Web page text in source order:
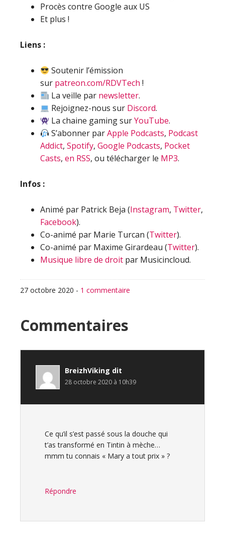
Procès contre Google aux US
Et plus !
Liens :
Soutenir l’émission
sur patreon.com/RDVTech !
La veille par newsletter.
Rejoignez-nous sur Discord.
La chaine gaming surYouTube.
S’abonner parApple Podcasts, Podcast
Addict, Spotify, Google Podcasts, Pocket
Casts, en RSS, ou télécharger le MP3.
Infos :
Animé par Patrick Beja (Instagram, Twitter,
Facebook).
Co-animé par Marie Turcan (Twitter).
Co-animé par Maxime Girardeau (Twitter).
Musique libre de droit par Musicincloud.
27 octobre 2020 - 1 commentaire
Interactions
du
lecteur
Commentaires
BreizhViking dit
28 octobre 2020 à 10h39
Ce qu’il s’est passé sous la douche qui
t’as transformé en Tintin à mèche…
mmm tu connais « Mary a tout prix » ?
Répondre